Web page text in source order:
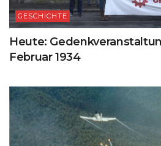
GESCHICHTE
Heute:
Februar 1934